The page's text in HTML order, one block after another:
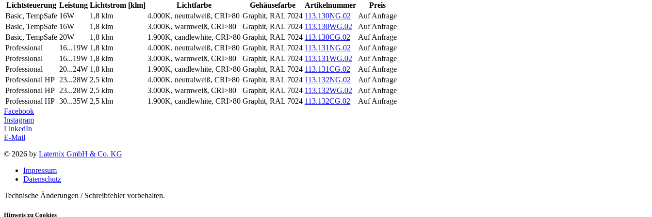
Lichtsteuerung Leistung Lichtstrom [klm] Lichtfarbe Gehäusefarbe Artikelnummer
Preis
Basic, TempSafe 16W 1,8 klm 4.000K, neutralweiß, CRI>80 Graphit, RAL 7024 113.130NG.02
Auf Anfrage
Basic, TempSafe 16W 1,8 klm 3.000K, warmweiß, CRI>80 Graphit, RAL 7024 113.130WG.02
Auf Anfrage
Basic, TempSafe 20W 1,8 klm 1.900K, candlewhite, CRI>80 Graphit, RAL 7024 113.130CG.02
Auf Anfrage
Professional
16...19W 1,8 klm 4.000K, neutralweiß, CRI>80 Graphit, RAL 7024 113.131NG.02
Auf Anfrage
Professional
16...19W 1,8 klm 3.000K, warmweiß, CRI>80 Graphit, RAL 7024 113.131WG.02
Auf Anfrage
Professional
20...24W 1,8 klm 1.900K, candlewhite, CRI>80 Graphit, RAL 7024 113.131CG.02
Auf Anfrage
Professional HP 23...28W 2,5 klm 4.000K, neutralweiß, CRI>80 Graphit, RAL 7024 113.132NG.02
Auf Anfrage
Professional HP 23...28W 2,5 klm 3.000K, warmweiß, CRI>80 Graphit, RAL 7024 113.132WG.02
Auf Anfrage
Professional HP 30...35W 2,5 klm 1.900K, candlewhite, CRI>80 Graphit, RAL 7024 113.132CG.02
Auf Anfrage
Facebook
Instagram
LinkedIn
E-Mail
© 2026 by Laternix GmbH & Co. KG
Impressum
Datenschutz
Technische Änderungen / Schreibfehler vorbehalten.
Hinweis zu Cookies